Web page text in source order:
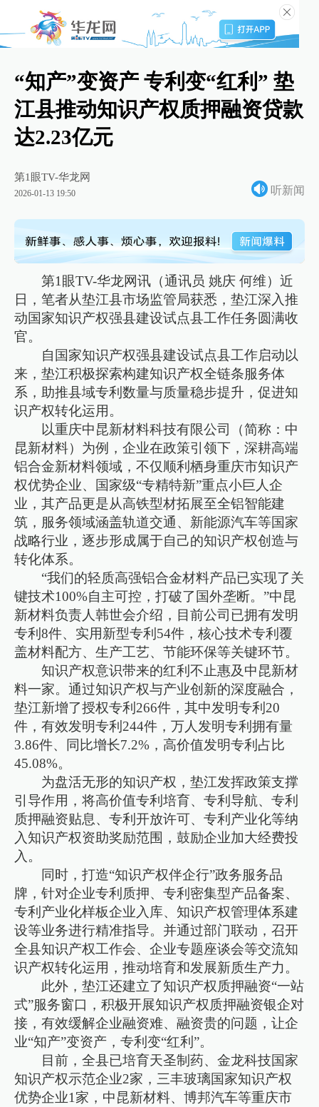
“知产”变资产 专利变“红利” 垫
江县推动知识产权质押融资贷款
达2.23亿元
第1眼TV-华龙网
2026-01-13 19:50 听新闻
第1眼TV-华龙网讯（通讯员 姚庆 何维）近
日，笔者从垫江县市场监管局获悉，垫江深入推
动国家知识产权强县建设试点县工作任务圆满收
官。
自国家知识产权强县建设试点县工作启动以
来，垫江积极探索构建知识产权全链条服务体
系，助推县域专利数量与质量稳步提升，促进知
识产权转化运用。
以重庆中昆新材料科技有限公司（简称：中
昆新材料）为例，企业在政策引领下，深耕高端
铝合金新材料领域，不仅顺利栖身重庆市知识产
权优势企业、国家级“专精特新”重点小巨人企
业，其产品更是从高铁型材拓展至全铝智能建
筑，服务领域涵盖轨道交通、新能源汽车等国家
战略行业，逐步形成属于自己的知识产权创造与
转化体系。
“我们的轻质高强铝合金材料产品已实现了关
键技术100%自主可控，打破了国外垄断。”中昆
新材料负责人韩世会介绍，目前公司已拥有发明
专利8件、实用新型专利54件，核心技术专利覆
盖材料配方、生产工艺、节能环保等关键环节。
知识产权意识带来的红利不止惠及中昆新材
料一家。通过知识产权与产业创新的深度融合，
垫江新增了授权专利266件，其中发明专利20
件，有效发明专利244件，万人发明专利拥有量
3.86件、同比增长7.2%，高价值发明专利占比
45.08%。
为盘活无形的知识产权，垫江发挥政策支撑
引导作用，将高价值专利培育、专利导航、专利
质押融资贴息、专利开放许可、专利产业化等纳
入知识产权资助奖励范围，鼓励企业加大经费投
入。
同时，打造“知识产权伴企行”政务服务品
牌，针对企业专利质押、专利密集型产品备案、
专利产业化样板企业入库、知识产权管理体系建
设等业务进行精准指导。并通过部门联动，召开
全县知识产权工作会、企业专题座谈会等交流知
识产权转化运用，推动培育和发展新质生产力。
此外，垫江还建立了知识产权质押融资“一站
式”服务窗口，积极开展知识产权质押融资银企对
接，有效缓解企业融资难、融资贵的问题，让企
业“知产”变资产，专利变“红利”。
目前，全县已培育天圣制药、金龙科技国家
知识产权示范企业2家，三丰玻璃国家知识产权
优势企业1家，中昆新材料、博邦汽车等重庆市